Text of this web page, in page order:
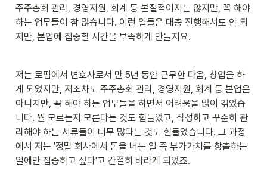
주주총회 관리, 경영지원, 회계 등 본질적이지는 않지만, 꼭 해야
하는 업무들이 참 많습니다. 이런 일들은 대충 진행해서도 안 되
지만, 본업에 집중할 시간을 부족하게 만들지요.
저는 로펌에서 변호사로서 만 5년 동안 근무한 다음, 창업을 하
게 되었지만, 저조차도 주주총회 관리, 경영지원, 회계 등 본업은
아니지만, 꼭 해야 하는 업무들을 하면서 어려움을 많이 겪었습
니다. 뭘 모르는지 모른다는 것도 힘들었고, 작성하고 꾸준히 관
리해야 하는 서류들이 너무 많다는 것도 힘들었습니다. 그 과정
에서 저는 '정말 회사에서 돈을 버는 일 즉 부가가치를 창출하는
일에만 집중하고 싶다'고 간절히 바라게 되었죠.